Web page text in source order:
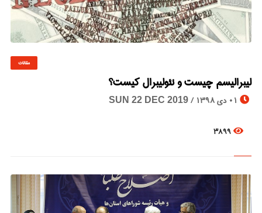
مقالات
لیبرالیسم چیست و نئولیبرال کیست؟
01 دی 1398 / SUN 22 DEC 2019
3899